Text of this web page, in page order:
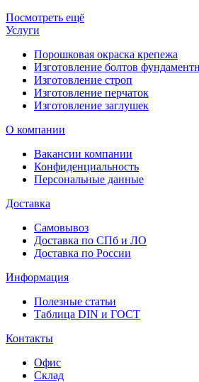
Посмотреть ещё
Услуги
Порошковая окраска крепежа
Изготовление болтов
Изготовление строп
Изготовление перчаток
Изготовление заглушек
О компании
Вакансии компании
Конфиденциальность
Персональные данные
Доставка
Самовывоз
Доставка по СПб и ЛО
Доставка по России
Информация
Полезные статьи
Таблица DIN и ГОСТ
Контакты
Офис
Склад